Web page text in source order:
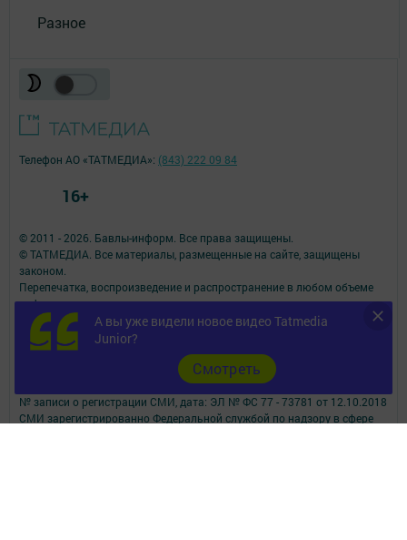
Разное
А вы уже видели новое видео Tatmedia
Junior?
Cмотреть
© 2011 - 2026. Бавлы-информ. Все права защищены.
© ТАТМЕДИА. Все материалы, размещенные на сайте, защищены
законом.
Перепечатка, воспроизведение и распространение в любом объеме
информации,
размещенной на сайте, возможна только с письменного согласия
редакций СМИ.
При поддержке Республиканского агентства по печати и массовым
Наименование СМИ: Бавлы-информ
№ записи о регистрации СМИ, дата: ЭЛ № ФС 77 - 73781 от 12.10.2018
СМИ зарегистрированно Федеральной службой по надзору в сфере
Телефон АО «ТАТМЕДИА»: (843) 222 09 84
16+